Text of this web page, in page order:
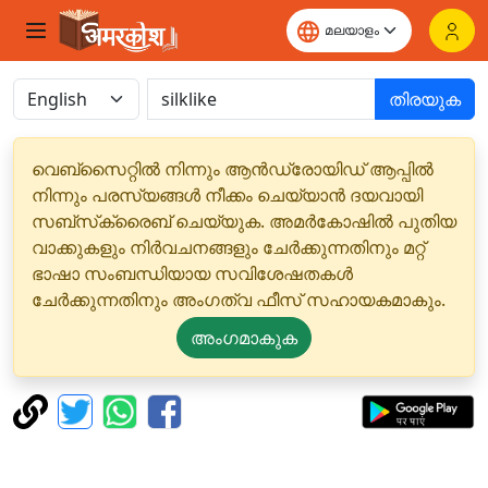
തിരയുക
വെബ്‌സൈറ്റിൽ നിന്നും ആൻഡ്രോയിഡ് ആപ്പിൽ
നിന്നും പരസ്യങ്ങൾ നീക്കം ചെയ്യാൻ ദയവായി
സബ്‌സ്‌ക്രൈബ് ചെയ്യുക. അമർകോഷിൽ പുതിയ
വാക്കുകളും നിർവചനങ്ങളും ചേർക്കുന്നതിനും മറ്റ്
ഭാഷാ സംബന്ധിയായ സവിശേഷതകൾ
ചേർക്കുന്നതിനും അംഗത്വ ഫീസ് സഹായകമാകും.
അംഗമാകുക